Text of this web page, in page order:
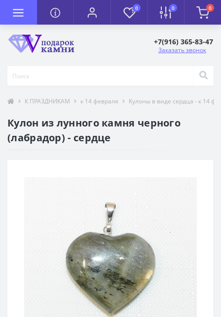
0 0 0
+7(916) 365-83-47
Заказать звонок
К ПРАЗДНИКАМ к 14 февраля Кулоны в виде сердца - к 14
Кулон из лунного камня черного
(лабрадор) - сердце